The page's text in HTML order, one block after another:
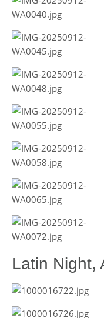
Latin Night,